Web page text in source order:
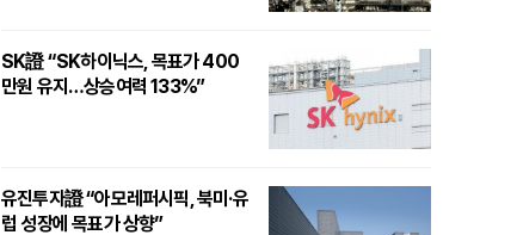
SK證 “SK하이닉스, 목표가 400
만원 유지…상승여력 133%”
유진투자證 “아모레퍼시픽, 북미·유
럽 성장에 목표가 상향”